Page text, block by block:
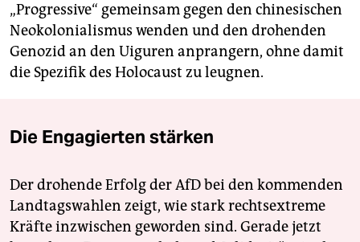
„Progressive“ gemeinsam gegen den chinesischen
Neokolonialismus wenden und den drohenden
Genozid an den Uiguren anprangern, ohne damit
die Spezifik des Holocaust zu leugnen.
Die Engagierten stärken
Der drohende Erfolg der AfD bei den kommenden
Landtagswahlen zeigt, wie stark rechtsextreme
Kräfte inzwischen geworden sind. Gerade jetzt